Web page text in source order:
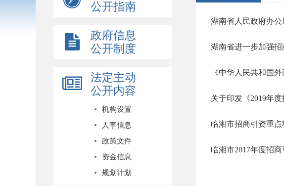
公开指南
政府信息
公开制度
法定主动
公开内容
机构设置
人事信息
政策文件
资金信息
规划计划
湖南省人民政府办
湖南省进一步加强
《中华人民共和国
关于印发《2019年
临湘市招商引资重点
临湘市2017年度招